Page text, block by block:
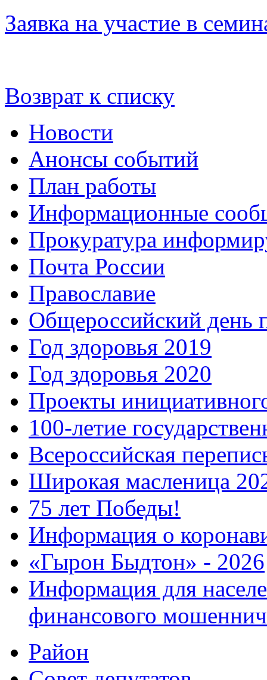
Заявка на участие в
Возврат к списку
Новости
Анонсы событий
План работы
Информационные
Прокуратура
Почта России
Православие
Общероссийский день
Год здоровья 2019
Год здоровья 2020
Проекты
100-летие
Всероссийская
Широкая масленица
75 лет Победы!
Информация о
«Гырон Быдтон» - 2026
Информация для
финансового
Район